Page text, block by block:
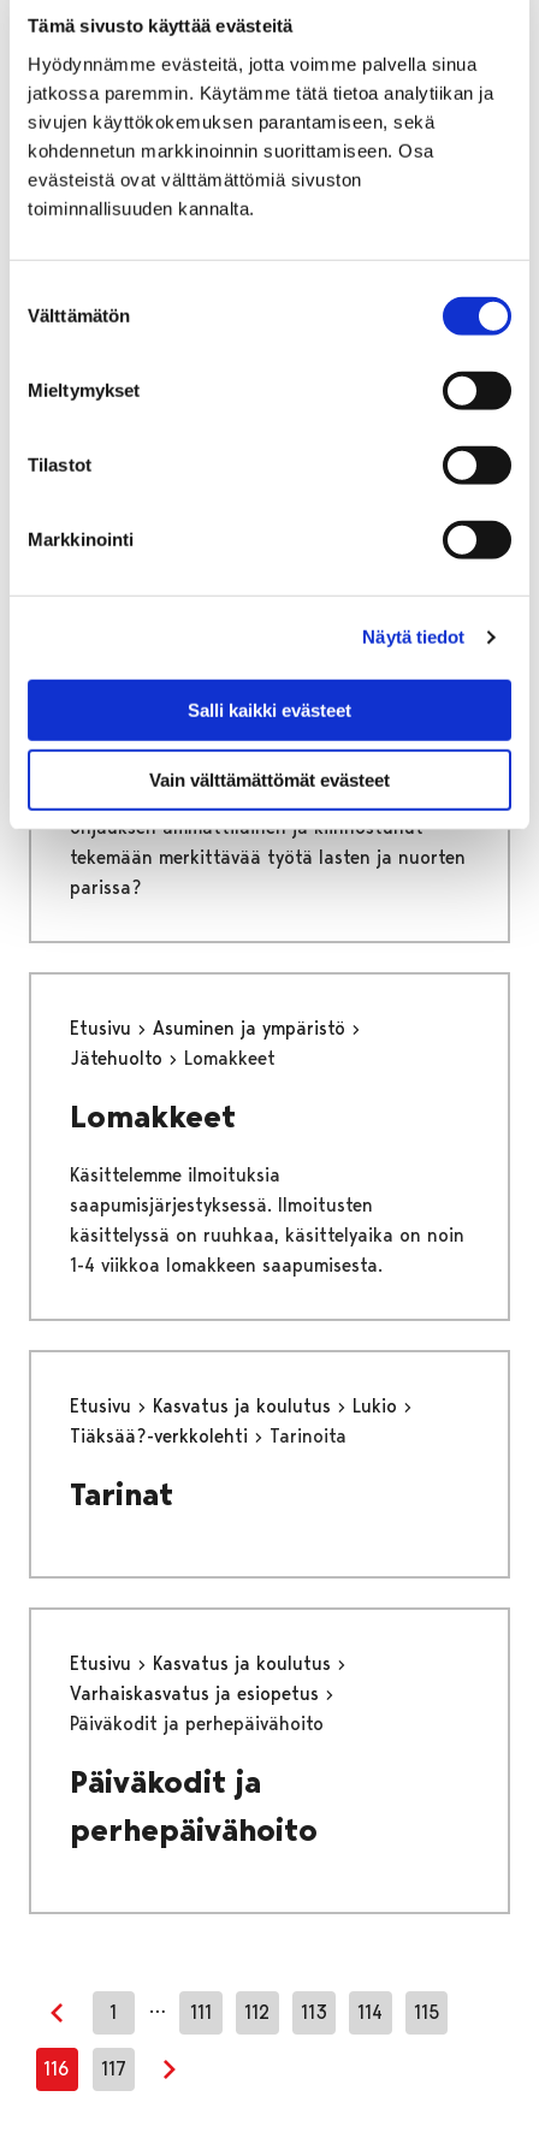
Tämä sivusto käyttää evästeitä
Hyödynnämme evästeitä, jotta voimme palvella sinua
jatkossa paremmin. Käytämme tätä tietoa analytiikan ja
sivujen käyttökokemuksen parantamiseen, sekä
kohdennetun markkinoinnin suorittamiseen. Osa
evästeistä ovat välttämättömiä sivuston
toiminnallisuuden kannalta.
valinta
Välttämätön
Mieltymykset
Tilastot
Markkinointi
Näytä tiedot
Salli kaikki evästeet
Vain välttämättömät evästeet
Porin Vesi, liikelaitos
Yhteystiedot
Yhteystiedot
varautuminen
Ohjaajana Porin mallissa
Harrastamisen Porin malli tarjoaa ilmaisia ja
ohjauksen ammattilainen ja kiinnostunut
tekemään merkittävää työtä lasten ja nuorten
parissa?
Etusivu
Asuminen ja ympäristö
Jätehuolto
Lomakkeet
Lomakkeet
Käsittelemme ilmoituksia
saapumisjärjestyksessä. Ilmoitusten
käsittelyssä on ruuhkaa, käsittelyaika on noin
1-4 viikkoa lomakkeen saapumisesta.
Etusivu Kasvatus ja koulutus
Lukio
Tiäksää?-verkkolehti
Tarinoita
Tarinat
Etusivu
Kasvatus ja koulutus
Varhaiskasvatus ja esiopetus
Päiväkodit ja perhepäivähoito
Päiväkodit ja
perhepäivähoito
Edellinen sivu
1 … 111 112 113 114 115
116 117